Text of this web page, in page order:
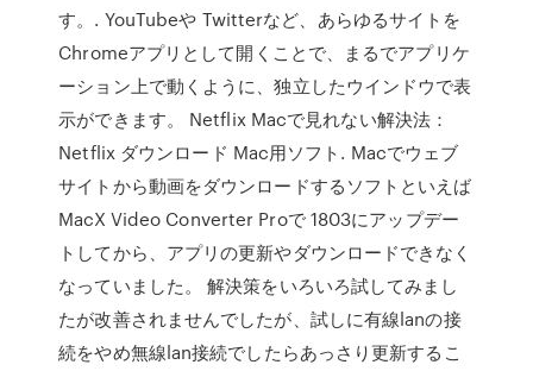
す。. YouTubeや Twitterなど、あらゆるサイトを
Chromeアプリとして開くことで、まるでアプリケ
ーション上で動くように、独立したウインドウで表
示ができます。 Netflix Macで見れない解決法：
Netflix ダウンロード Mac用ソフト. Macでウェブ
サイトから動画をダウンロードするソフトといえば
MacX Video Converter Proで 1803にアップデー
トしてから、アプリの更新やダウンロードできなく
なっていました。 解決策をいろいろ試してみまし
たが改善されませんでしたが、試しに有線lanの接
続をやめ無線lan接続でしたらあっさり更新するこ